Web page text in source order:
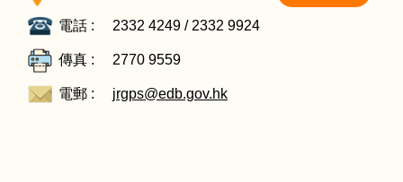
電話 : 2332 4249 / 2332 9924
傳真 : 2770 9559
電郵 : jrgps@edb.gov.hk